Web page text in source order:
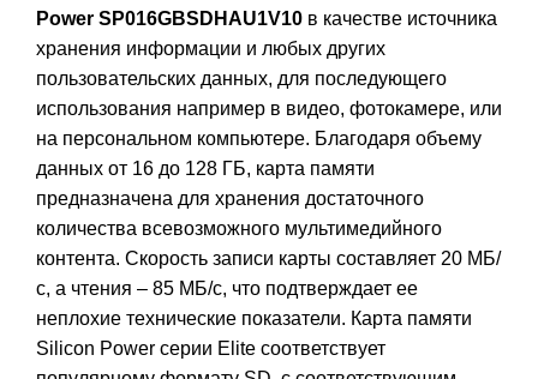
Power SP016GBSDHAU1V10 в качестве источника
хранения информации и любых других
пользовательских данных, для последующего
использования например в видео, фотокамере, или
на персональном компьютере. Благодаря объему
данных от 16 до 128 ГБ, карта памяти
предназначена для хранения достаточного
количества всевозможного мультимедийного
контента. Скорость записи карты составляет 20 МБ/
с, а чтения – 85 МБ/с, что подтверждает ее
неплохие технические показатели. Карта памяти
Silicon Power серии Elite соответствует